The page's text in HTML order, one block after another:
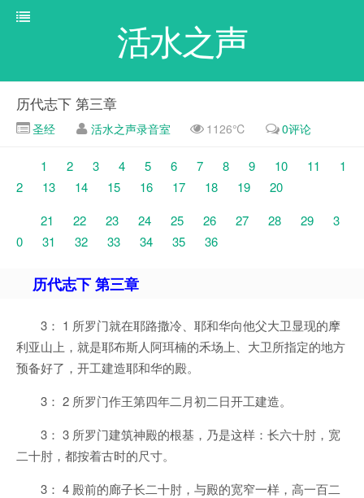
活水之声
历代志下 第三章
圣经 活水之声录音室 1126℃ 0评论
1 2 3 4 5 6 7 8 9 10 11
1
2
13 14 15 16 17 18 19
20
21
22 23 24 25 26 27 28 29
3
0
31 32 33 34 35 36
历代志下 第三章
3： 1 所罗门就在耶路撒冷、耶和华向他父大卫显现的摩
利亚山上，就是耶布斯人阿珥楠的禾场上、大卫所指定的地方
预备好了，开工建造耶和华的殿。
3： 2 所罗门作王第四年二月初二日开工建造。
3： 3 所罗门建筑神殿的根基，乃是这样：长六十肘，宽
二十肘，都按着古时的尺寸。
3： 4 殿前的廊子长二十肘，与殿的宽窄一样，高一百二